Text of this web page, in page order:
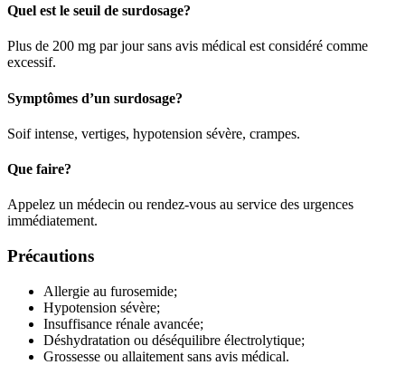
Quel est le seuil de surdosage?
Plus de 200 mg par jour sans avis médical est considéré comme
excessif.
Symptômes d’un surdosage?
Soif intense, vertiges, hypotension sévère, crampes.
Que faire?
Appelez un médecin ou rendez-vous au service des urgences
immédiatement.
Précautions
Allergie au furosemide;
Hypotension sévère;
Insuffisance rénale avancée;
Déshydratation ou déséquilibre électrolytique;
Grossesse ou allaitement sans avis médical.